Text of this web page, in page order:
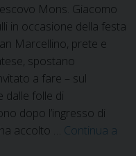
Mons. Giacomo
in occasione della festa
Marcellino, prete e
spostano
a fare – sul
dalle folle di
dopo l’ingresso di
accolto … Continua a